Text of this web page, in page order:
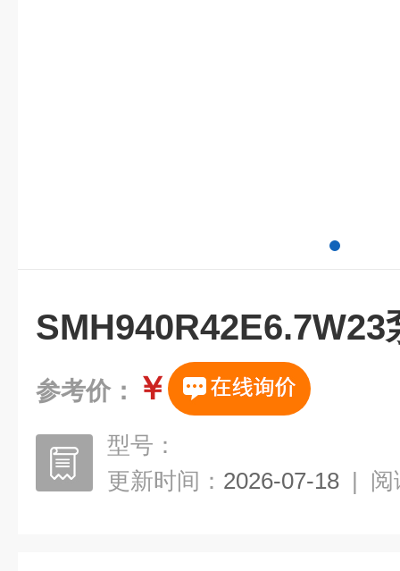
SMH940R42E6.7W23
参考价： ￥
型号：
更新时间： 2026-07-18 | 阅